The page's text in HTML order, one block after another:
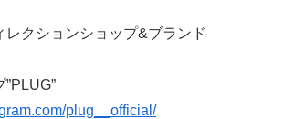
レクションショップ&ブランド
plug__official/